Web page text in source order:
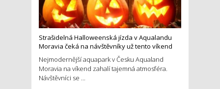
Strašidelná Halloweenská jízda v Aqualandu
Moravia čeká na návštěvníky už tento víkend
Nejmodernější aquapark v Česku Aqualand
Moravia na víkend zahalí tajemná atmosféra.
Návštěvníci se ...